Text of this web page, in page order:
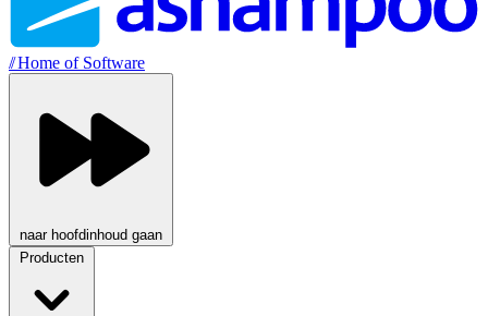
//Home of Software
naar hoofdinhoud gaan
Producten